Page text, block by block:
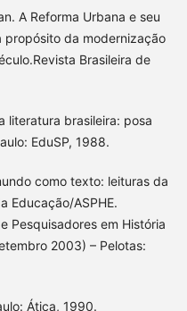
A Reforma Urbana e seu
propósito da modernização
Brasileira de
literatura brasileira: posa
EduSP, 1988.
como texto: leituras da
Educação/ASPHE.
Pesquisadores em História
2003) – Pelotas:
Ática, 1990.